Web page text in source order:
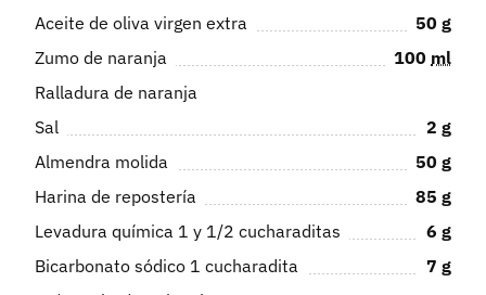
Aceite de oliva virgen extra
50 g
Zumo de naranja
100 ml
Ralladura de naranja
Sal
2 g
Almendra molida
50 g
Harina de repostería
85 g
Levadura química 1 y 1/2 cucharaditas
6 g
Bicarbonato sódico 1 cucharadita
7 g